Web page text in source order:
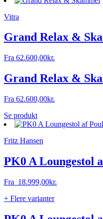
Vitra
Grand Relax &
Fra 62.600,00kr.
Grand Relax &
Fra 62.600,00kr.
Se produkt
Fritz Hansen
PK0 A Loungestol
Fra 18.999,00kr.
+ Flere varianter